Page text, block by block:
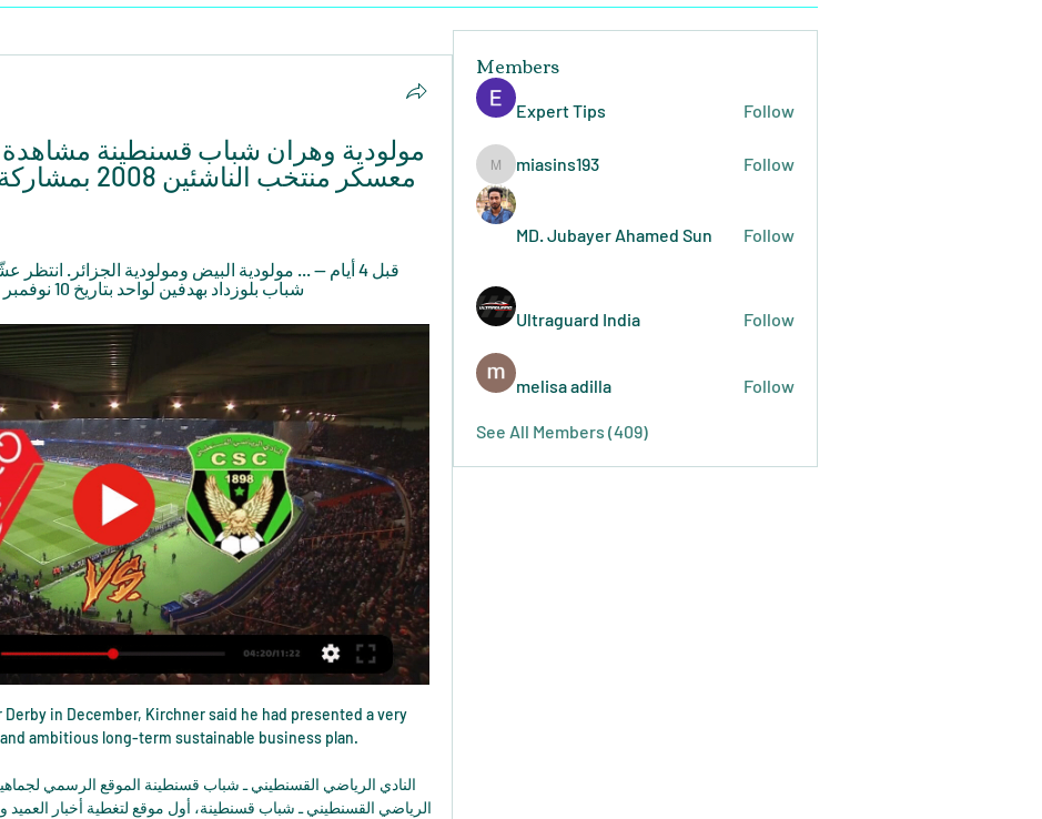
شباب بلوزداد بهدفين لواحد بتاريخ 10 نوفمبر المنصرم، حيث حققوا فوزا ...
in December, Kirchner said he had presented a very
ambitious long-term sustainable business plan.
Members
Expert Tips Follow
miasins193
miasins193 Follow
MD. Jubayer Ahamed Sun Follow
Ultraguard India Follow
melisa adilla Follow
See All Members (409)